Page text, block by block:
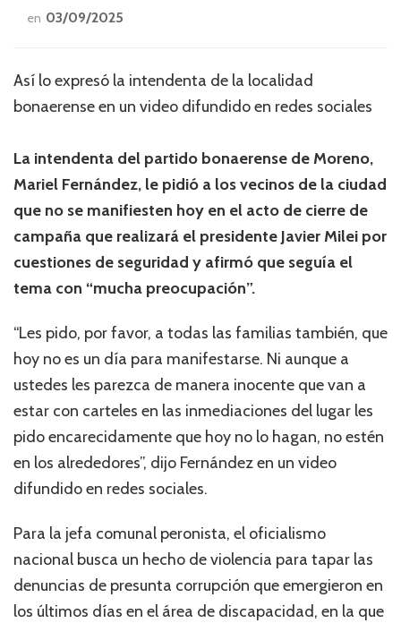
en 03/09/2025
Así lo expresó la intendenta de la localidad
bonaerense en un video difundido en redes sociales
La intendenta del partido bonaerense de Moreno,
Mariel Fernández, le pidió a los vecinos de la ciudad
que no se manifiesten hoy en el acto de cierre de
campaña que realizará el presidente Javier Milei por
cuestiones de seguridad y afirmó que seguía el
tema con “mucha preocupación”.
“Les pido, por favor, a todas las familias también, que
hoy no es un día para manifestarse. Ni aunque a
ustedes les parezca de manera inocente que van a
estar con carteles en las inmediaciones del lugar les
pido encarecidamente que hoy no lo hagan, no estén
en los alrededores”, dijo Fernández en un video
difundido en redes sociales.
Para la jefa comunal peronista, el oficialismo
nacional busca un hecho de violencia para tapar las
denuncias de presunta corrupción que emergieron en
los últimos días en el área de discapacidad, en la que